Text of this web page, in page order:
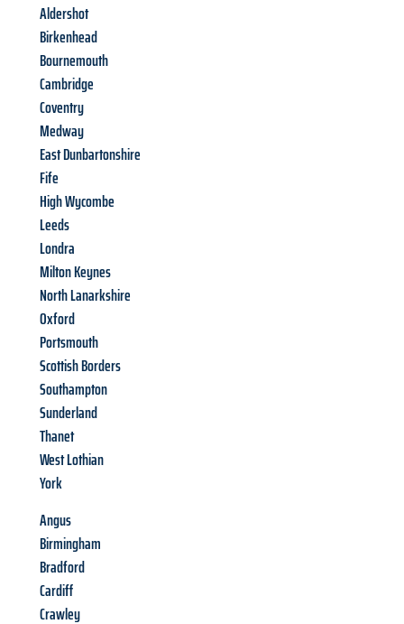
Aldershot
Birkenhead
Bournemouth
Cambridge
Coventry
Medway
East Dunbartonshire
Fife
High Wycombe
Leeds
Londra
Milton Keynes
North Lanarkshire
Oxford
Portsmouth
Scottish Borders
Southampton
Sunderland
Thanet
West Lothian
York
Angus
Birmingham
Bradford
Cardiff
Crawley